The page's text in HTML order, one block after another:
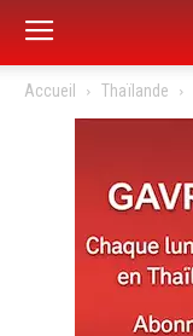
Accueil Thaïlande